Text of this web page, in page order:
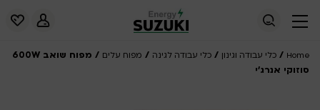
Home
/ כלי עבודה וגינון / כלי עבודה לגינה / מפוח עלים
/ מפוח שואב 600W
סוזוקי אנרג’י